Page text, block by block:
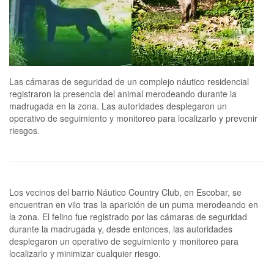
Las cámaras de seguridad de un complejo náutico residencial
registraron la presencia del animal merodeando durante la
madrugada en la zona. Las autoridades desplegaron un
operativo de seguimiento y monitoreo para localizarlo y prevenir
riesgos.
Los vecinos del barrio Náutico Country Club, en Escobar, se
encuentran en vilo tras la aparición de un puma merodeando en
la zona. El felino fue registrado por las cámaras de seguridad
durante la madrugada y, desde entonces, las autoridades
desplegaron un operativo de seguimiento y monitoreo para
localizarlo y minimizar cualquier riesgo.